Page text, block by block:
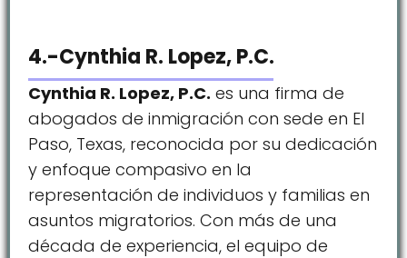
4.-Cynthia R. Lopez, P.C.
Cynthia R. Lopez, P.C. es una firma de
abogados de inmigración con sede en El
Paso, Texas, reconocida por su dedicación
y enfoque compasivo en la
representación de individuos y familias en
asuntos migratorios. Con más de una
década de experiencia, el equipo de